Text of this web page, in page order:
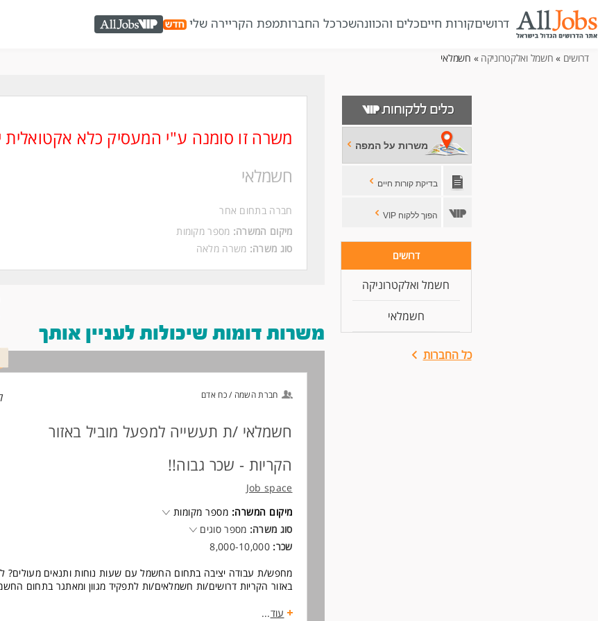
דרושיםקורות חייםכלים והכוונהשכרכל החברותמפת הקריירה שלי AllJobs VIP
דרושים » חשמל ואלקטרוניקה » חשמלאי
משרות על המפה
בדיקת קורות חיים
הפוך ללקוח VIP
דרושים
חשמל ואלקטרוניקה
חשמלאי
כל החברות
משרה זו סומנה ע"י המעסיק כלא אקטואלית
חשמלאי
חברה בתחום אחר
מיקום המשרה: מספר מקומות
סוג משרה: משרה מלאה
משרות דומות שיכולות לעניין אותך
חברת השמה / כח אדם
חשמלאי /ת תעשייה למפעל מוביל באזור
הקריות - שכר גבוה!!
Job space
מיקום המשרה: מספר מקומות
סוג משרה: מספר סוגים
שכר: 8,000-10,000
מחפש/ת עבודה יציבה בתחום החשמל עם שעות נוחות ותנאים מעולים?
באזור הקריות דרושים/ות חשמלאים/ות לתפקיד מגוון ומאתגר בתחום
תיאור תפקיד:
עוד...